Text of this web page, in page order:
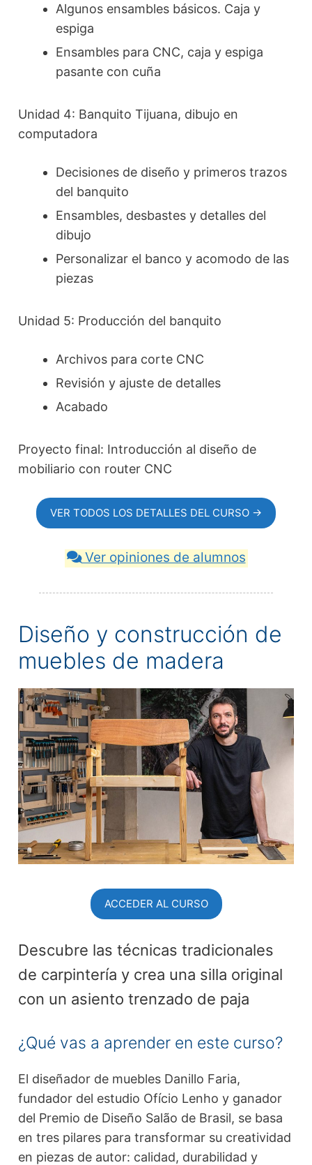
Algunos ensambles básicos. Caja y
espiga
Ensambles para CNC, caja y espiga
pasante con cuña
Unidad 4: Banquito Tijuana, dibujo en
computadora
Decisiones de diseño y primeros trazos
del banquito
Ensambles, desbastes y detalles del
dibujo
Personalizar el banco y acomodo de las
piezas
Unidad 5: Producción del banquito
Archivos para corte CNC
Revisión y ajuste de detalles
Acabado
Proyecto final: Introducción al diseño de
mobiliario con router CNC
VER TODOS LOS DETALLES DEL CURSO →
Ver opiniones de alumnos
Diseño y construcción de
muebles de madera
ACCEDER AL CURSO
Descubre las técnicas tradicionales
de carpintería y crea una silla original
con un asiento trenzado de paja
¿Qué vas a aprender en este curso?
El diseñador de muebles Danillo Faria,
fundador del estudio Ofício Lenho y ganador
del Premio de Diseño Salão de Brasil, se basa
en tres pilares para transformar su creatividad
en piezas de autor: calidad, durabilidad y